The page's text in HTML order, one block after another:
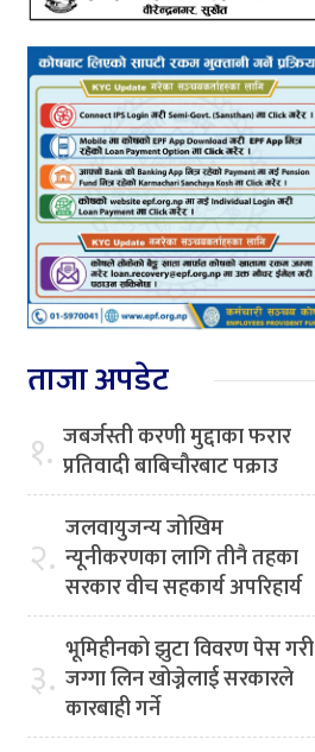
ताजा अपडेट
१. जबर्जस्ती करणी मुद्दाका फरार
प्रतिवादी बाबिचौरबाट पक्राउ
२. जलवायुजन्य जोखिम
न्यूनीकरणका लागि तीनै तहका
सरकार वीच सहकार्य अपरिहार्य
३. भूमिहीनको झुटा विवरण पेस गरी
जग्गा लिन खोज्नेलाई सरकारले
कारबाही गर्ने